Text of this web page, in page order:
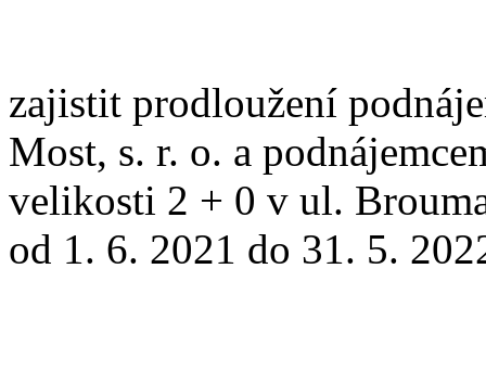
zajistit prodloužení
Most, s. r. o. a
velikosti 2 + 0 v ul.
od 1. 6. 2021 do 31. 5.